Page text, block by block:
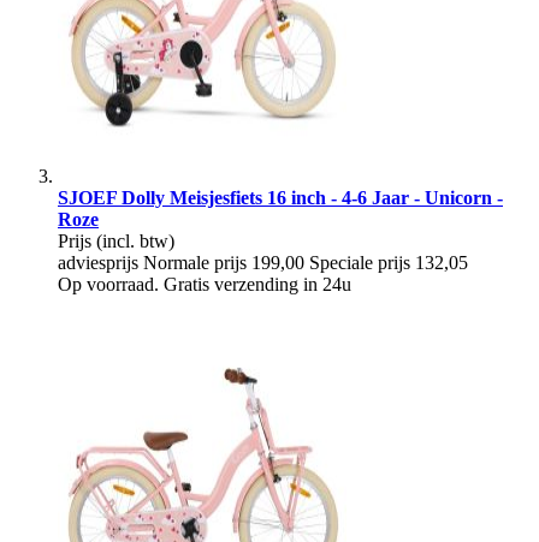
SJOEF Dolly Meisjesfiets 16 inch - 4-6 Jaar - Unicorn -
Roze
Prijs (incl. btw)
adviesprijs Normale prijs 199,00 Speciale prijs 132,05
Op voorraad. Gratis verzending in 24u